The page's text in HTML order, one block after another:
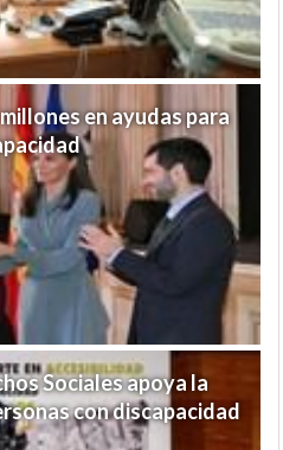
en ayudas para
Sociales apoya la
con discapacidad